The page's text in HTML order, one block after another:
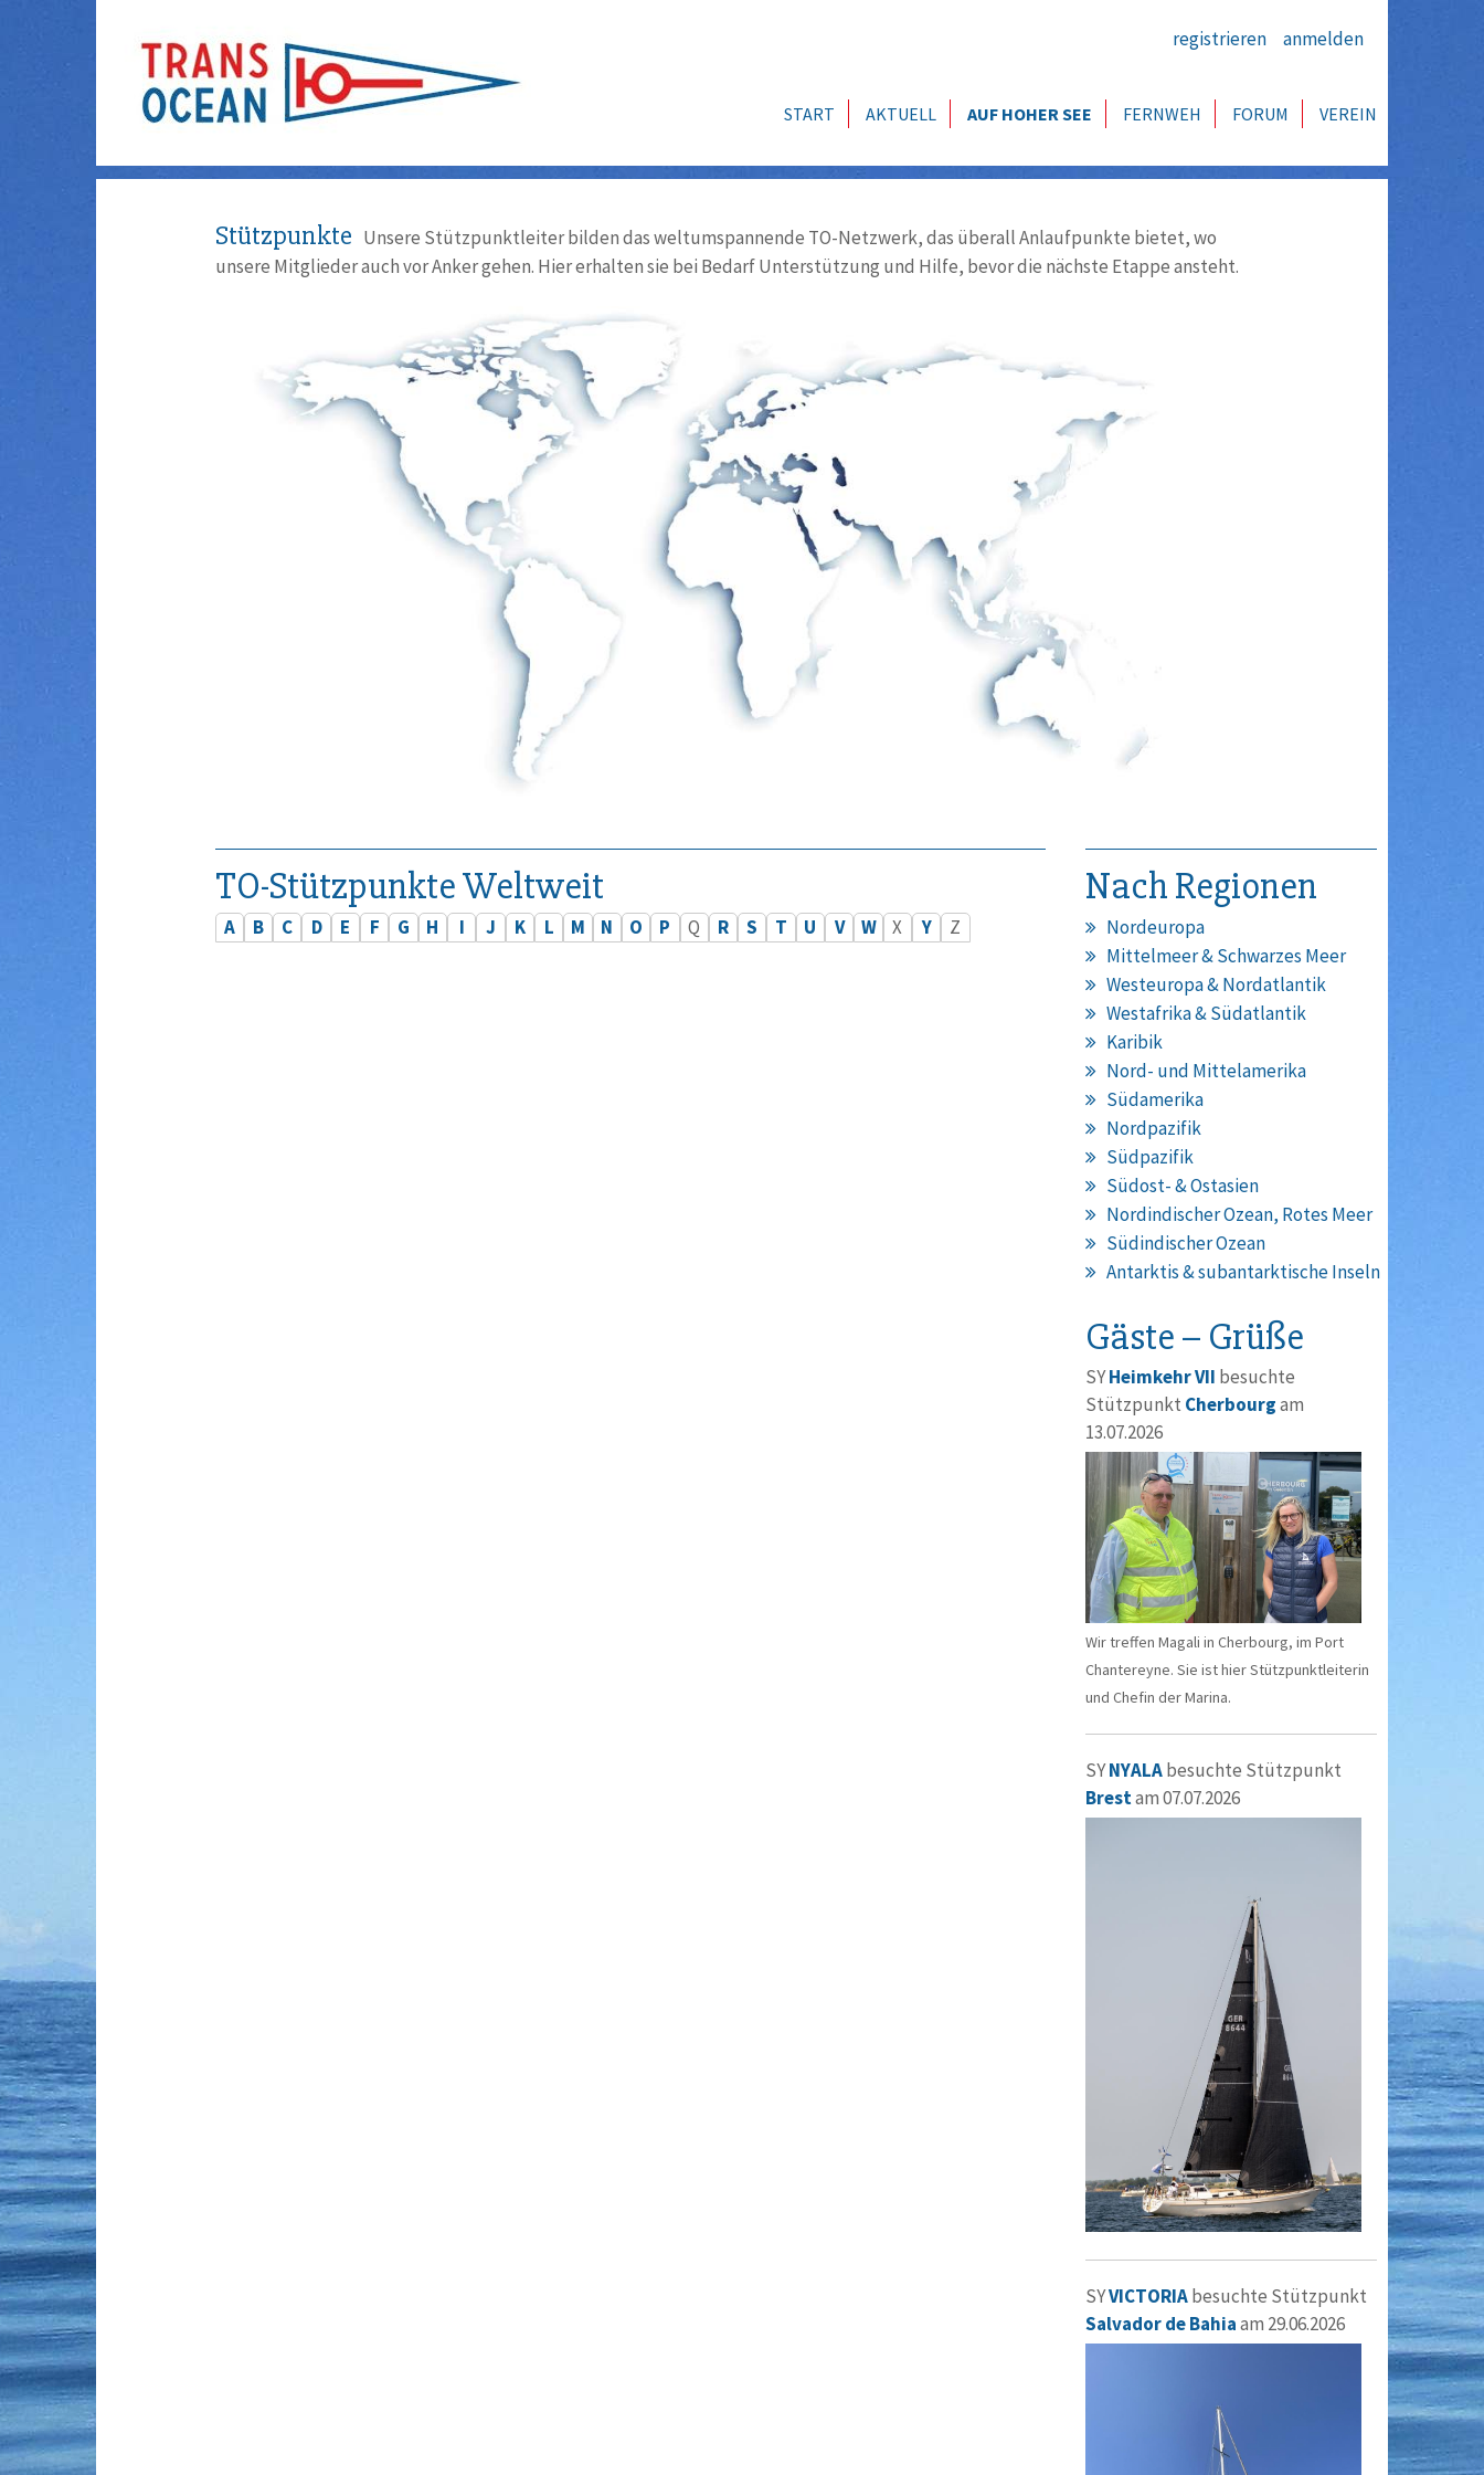
registrieren anmelden
START AKTUELL AUF HOHER SEE FERNWEH FORUM VEREIN
Stützpunkte Unsere Stützpunktleiter bilden das weltumspannende TO-Netzwerk, das überall Anlaufpunkte bietet, wo
unsere Mitglieder auch vor Anker gehen. Hier erhalten sie bei Bedarf Unterstützung und Hilfe, bevor die nächste Etappe ansteht.
TO-Stützpunkte Weltweit
A B C D E F G H I J K L M N O P Q R S T U V W X Y Z
Nach Regionen
Nordeuropa
Mittelmeer & Schwarzes Meer
Westeuropa & Nordatlantik
Westafrika & Südatlantik
Karibik
Nord- und Mittelamerika
Südamerika
Nordpazifik
Südpazifik
Südost- & Ostasien
Nordindischer Ozean, Rotes Meer
Südindischer Ozean
Antarktis & subantarktische Inseln
Gäste – Grüße
SYHeimkehr VII besuchte
Stützpunkt Cherbourgam
13.07.2026
Wir treffen Magali in Cherbourg, im Port
Chantereyne. Sie ist hier Stützpunktleiterin
und Chefin der Marina.
SYNYALAbesuchte Stützpunkt
Brestam 07.07.2026
SYVICTORIAbesuchte Stützpunkt
Salvador de Bahiaam 29.06.2026